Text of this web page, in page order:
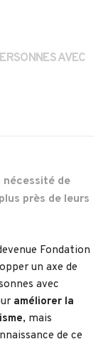
AVEC
nécessité de
près de leurs
Fondation
un axe de
avec
améliorer la
, mais
de ce